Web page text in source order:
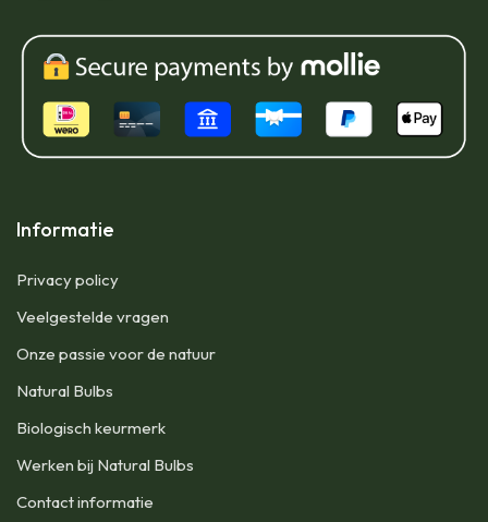
Informatie
Privacy policy
Veelgestelde vragen
Onze passie voor de natuur
Natural Bulbs
Biologisch keurmerk
Werken bij Natural Bulbs
Contact informatie